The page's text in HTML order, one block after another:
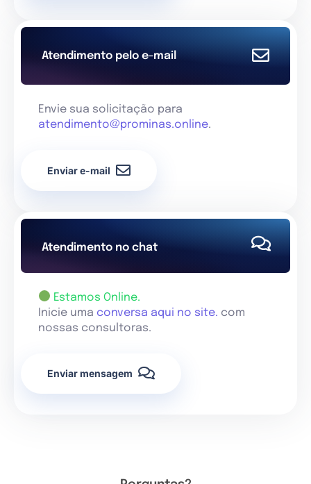
Atendimento pelo e-mail
Envie sua solicitação para
atendimento@prominas.online.
Enviar e-mail
Atendimento no chat
Estamos Online.
Inicie uma conversa aqui no site. com
nossas consultoras.
Enviar mensagem